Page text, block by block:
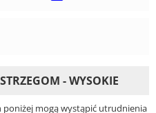
- WYSOKIE
poniżej mogą wystąpić utrudnienia